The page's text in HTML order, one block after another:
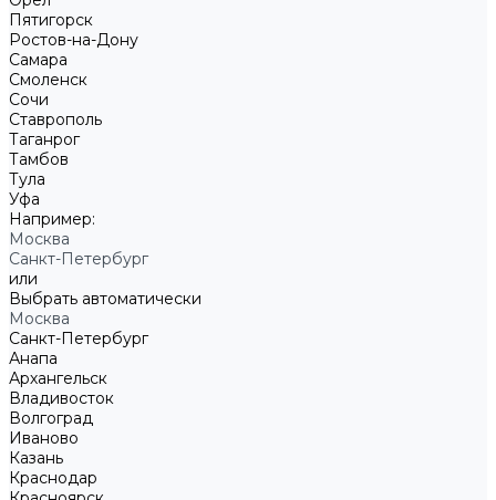
Пятигорск
Ростов-на-Дону
Самара
Смоленск
Сочи
Ставрополь
Таганрог
Тамбов
Тула
Уфа
Например:
Москва
Санкт-Петербург
или
Выбрать автоматически
Москва
Санкт-Петербург
Анапа
Архангельск
Владивосток
Волгоград
Иваново
Казань
Краснодар